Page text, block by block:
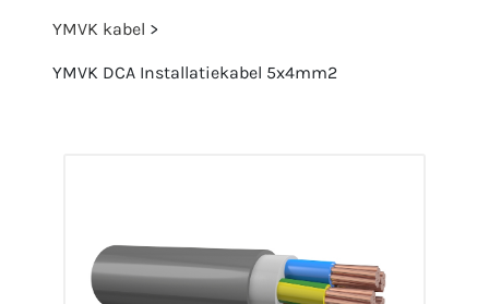
YMVK kabel >
YMVK DCA Installatiekabel 5x4mm2